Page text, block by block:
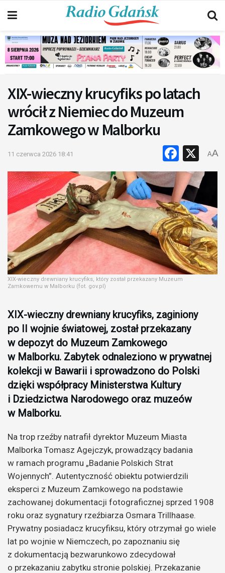
XIX-wieczny krucyfiks po latach
wrócił z Niemiec do Muzeum
Zamkowego w Malborku
11 czerwca 2026 18:41 X
AA
XIX-wieczny drewniany krucyfiks, który został przekazany Muzeum
Zamkowemu w Malborku (fot. gov.pl)
XIX-wieczny drewniany krucyfiks, zaginiony
po II wojnie światowej, został przekazany
w depozyt do Muzeum Zamkowego
w Malborku. Zabytek odnaleziono w prywatnej
kolekcji w Bawarii i sprowadzono do Polski
dzięki współpracy Ministerstwa Kultury
i Dziedzictwa Narodowego oraz muzeów
w Malborku.
Na trop rzeźby natrafił dyrektor Muzeum Miasta
Malborka Tomasz Agejczyk, prowadzący badania
w ramach programu „Badanie Polskich Strat
Wojennych”. Autentyczność obiektu potwierdzili
eksperci z Muzeum Zamkowego na podstawie
zachowanej dokumentacji fotograficznej sprzed 1908
roku oraz sygnatury rzeźbiarza Osmara Trillhaase.
Prywatny posiadacz krucyfiksu, który otrzymał go wiele
lat po wojnie w Niemczech, po zapoznaniu się
z dokumentacją bezwarunkowo zdecydował
o przekazaniu zabytku stronie polskiej. Przekazanie